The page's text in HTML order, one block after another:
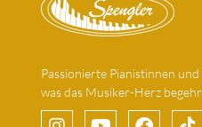
Passionierte Pianistinnen
was das Musiker-Herz